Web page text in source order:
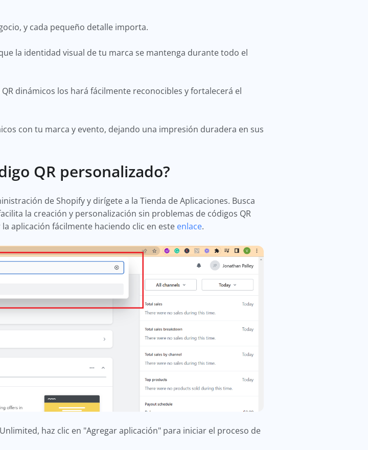
y cada pequeño detalle importa.
la identidad visual de tu marca se mantenga durante todo el
dinámicos los hará fácilmente reconocibles y fortalecerá el
con tu marca y evento, dejando una impresión duradera en sus
QR personalizado?
de Shopify y dirígete a la Tienda de Aplicaciones. Busca
la creación y personalización sin problemas de códigos QR
aplicación fácilmente haciendo clic en este enlace.
haz clic en "Agregar aplicación" para iniciar el proceso de